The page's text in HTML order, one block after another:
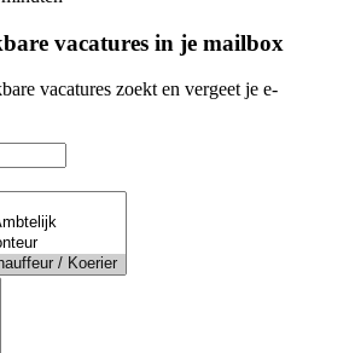
vacatures in je mailbox
vacatures zoekt en vergeet je e-